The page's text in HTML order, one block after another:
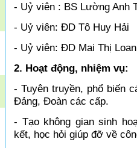
- Uỷ viên : BS Lường Anh
- Uỷ viên: ĐD Tô Huy Hải
- Uỷ viên: ĐD Mai Thị Loan
2. Hoạt động, nhiệm vụ:
- Tuyên truyền, phổ biến
Đảng, Đoàn các cấp.
- Tạo không gian sinh
kết, học hỏi giúp đỡ về